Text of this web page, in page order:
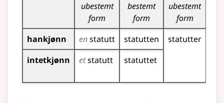
ubestemt
form
bestemt
form
ubestemt
form
hankjønn
enstatutt statutten statutter
intetkjønn
etstatutt statuttet